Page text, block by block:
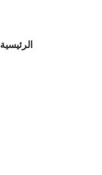
الرئيسية